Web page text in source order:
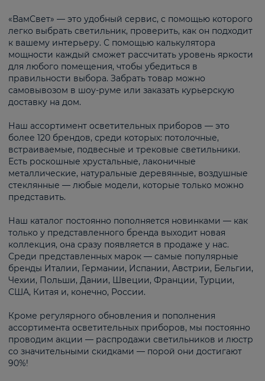
«ВамСвет» — это удобный сервис, с помощью которого
легко выбрать светильник, проверить, как он подходит
к вашему интерьеру. С помощью калькулятора
мощности каждый сможет рассчитать уровень яркости
для любого помещения, чтобы убедиться в
правильности выбора. Забрать товар можно
самовывозом в шоу-руме или заказать курьерскую
доставку на дом.
Наш ассортимент осветительных приборов — это
более 120 брендов, среди которых: потолочные,
встраиваемые, подвесные и трековые светильники.
Есть роскошные хрустальные, лаконичные
металлические, натуральные деревянные, воздушные
стеклянные — любые модели, которые только можно
представить.
Наш каталог постоянно пополняется новинками — как
только у представленного бренда выходит новая
коллекция, она сразу появляется в продаже у нас.
Среди представленных марок — самые популярные
бренды Италии, Германии, Испании, Австрии, Бельгии,
Чехии, Польши, Дании, Швеции, Франции, Турции,
США, Китая и, конечно, России.
Кроме регулярного обновления и пополнения
ассортимента осветительных приборов, мы постоянно
проводим акции — распродажи светильников и люстр
со значительными скидками — порой они достигают
90%!